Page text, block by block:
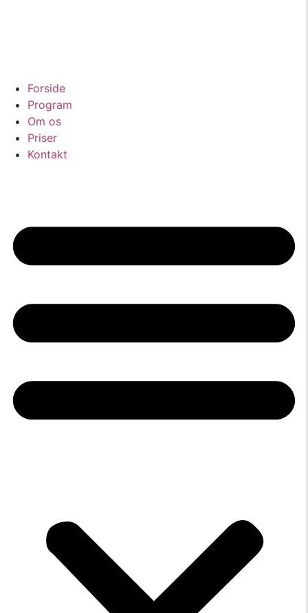
Forside
Program
Om os
Priser
Kontakt